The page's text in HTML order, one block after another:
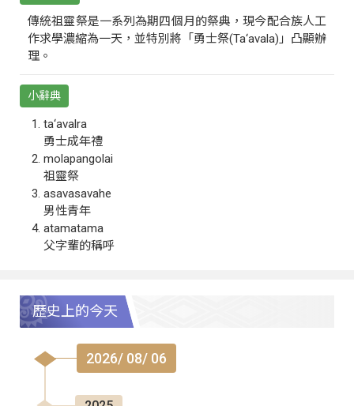
傳統祖靈祭是一系列為期四個月的祭典，現今配合族人工
作求學濃縮為一天，並特別將「勇士祭(Ta‘avala)」凸顯辦
理。
小辭典
ta‘avalra
勇士成年禮
molapangolai
祖靈祭
asavasavahe
男性青年
atamatama
父字輩的稱呼
歷史上的今天
2026/ 08/ 06